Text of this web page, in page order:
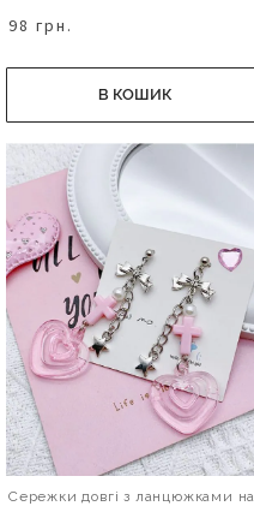
98 грн.
В КОШИК
Сережки довгі з ланцюжками на